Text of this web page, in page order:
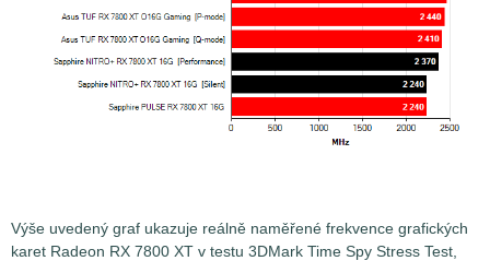
Výše uvedený graf ukazuje reálně naměřené frekvence grafických
karet Radeon RX 7800 XT v testu 3DMark Time Spy Stress Test,